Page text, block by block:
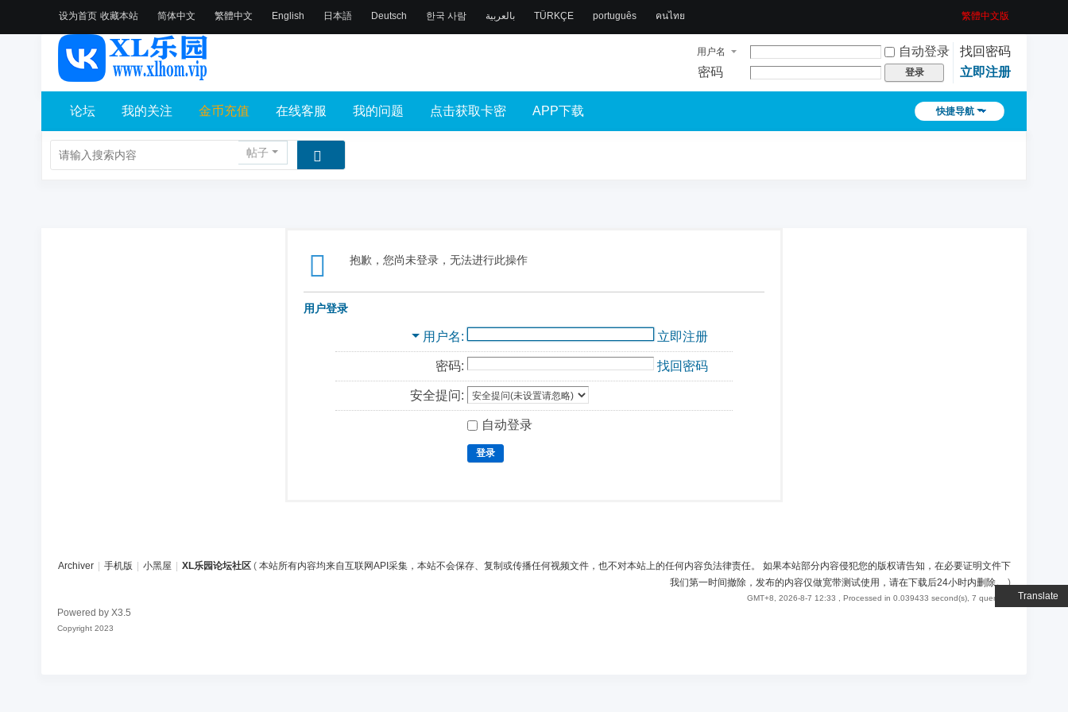
设为首页 收藏本站
Translate
简体中文 繁體中文 English 日本語 Deutsch 한국 사람 بالعربية TÜRKÇE português คนไทย 繁體中文版
用户名 自动登录
找回密码
密码
登录 立即注册
快捷导航
论坛 我的关注 金币充值 在线客服 我的问题 点击获取卡密 APP下载
帖子
抱歉，您尚未登录，无法进行此操作
用户登录
用户名 立即注册
密码: 找回密码
安全提问:
自动登录
登录
Archiver 手机版 小黑屋 XL乐园论坛社区 ( 本站所有内容均来自互联网API采集，本站不会保存、复制或传播任何视频文件，也不对本站上的任何内容负法律责任。 如果本站部分内容侵犯您的版权请告知，在必要证明文件下
我们第一时间撤除，发布的内容仅做宽带测试使用，请在下载后24小时内删除。)
GMT+8, 2026-8-7 12:33 , Processed in 0.039433 second(s), 7 queries .
Powered by X3.5
Copyright 2023